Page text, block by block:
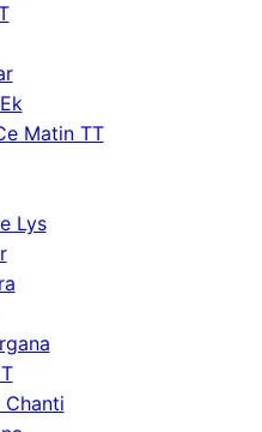
Matin TT
Lys